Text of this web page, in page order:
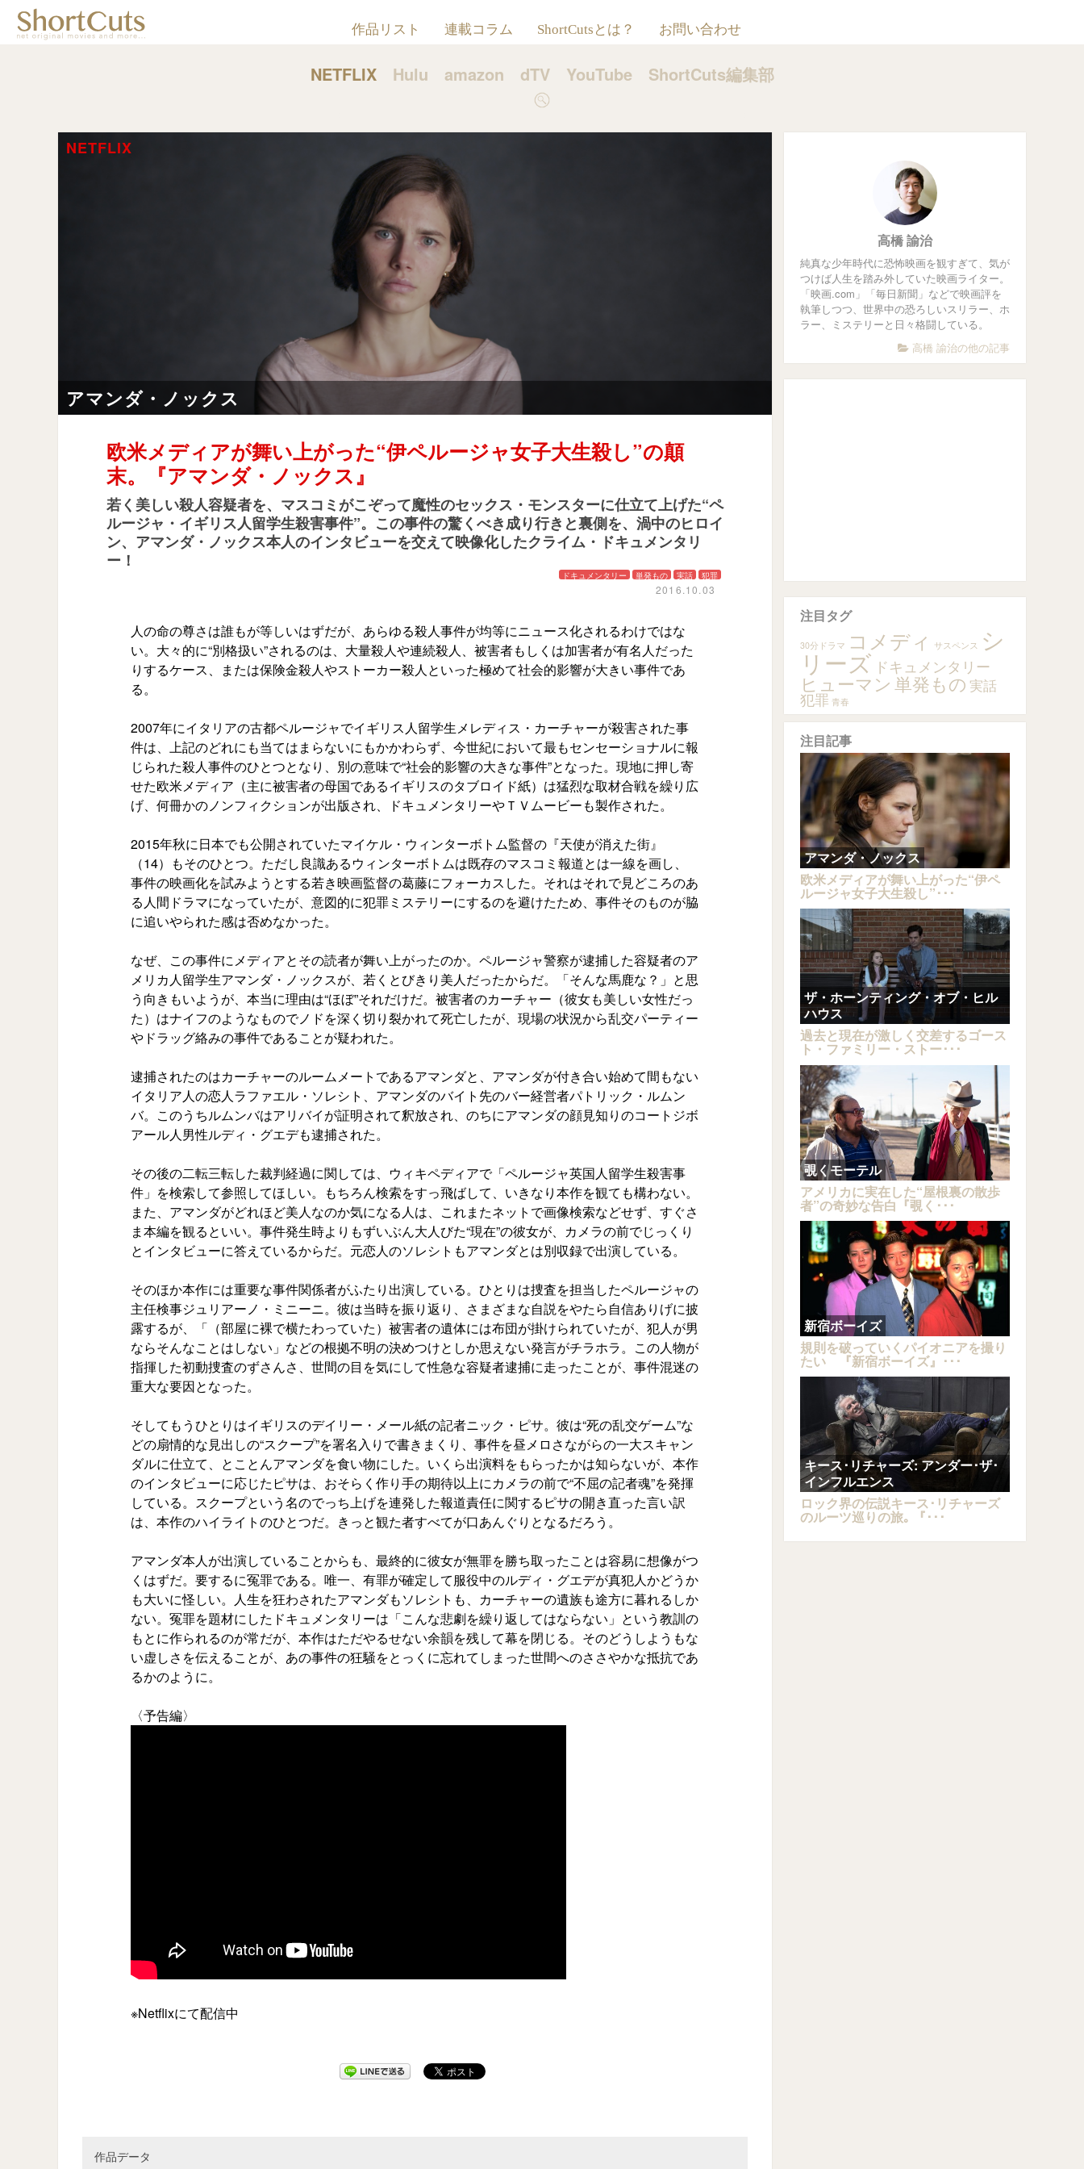
作品リスト 連載コラム ShortCutsとは？ お問い合わせ
NETFLIX Hulu amazon dTV YouTube ShortCuts編集部
検
索
アマンダ・ノックス
NETFLIX
欧米メディアが舞い上がった“伊ペルージャ女子大生殺し”の顛
末。『アマンダ・ノックス』
若く美しい殺人容疑者を、マスコミがこぞって魔性のセックス・モンスターに仕立て上げた“ペ
ルージャ・イギリス人留学生殺害事件”。この事件の驚くべき成り行きと裏側を、渦中のヒロイ
ン、アマンダ・ノックス本人のインタビューを交えて映像化したクライム・ドキュメンタリ
ー！
ドキュメンタリー 単発もの 実話 犯罪
2016.10.03
人の命の尊さは誰もが等しいはずだが、あらゆる殺人事件が均等にニュース化されるわけではな
い。大々的に“別格扱い”されるのは、大量殺人や連続殺人、被害者もしくは加害者が有名人だった
りするケース、または保険金殺人やストーカー殺人といった極めて社会的影響が大きい事件であ
る。
2007年にイタリアの古都ペルージャでイギリス人留学生メレディス・カーチャーが殺害された事
件は、上記のどれにも当てはまらないにもかかわらず、今世紀において最もセンセーショナルに報
じられた殺人事件のひとつとなり、別の意味で“社会的影響の大きな事件”となった。現地に押し寄
せた欧米メディア（主に被害者の母国であるイギリスのタブロイド紙）は猛烈な取材合戦を繰り広
げ、何冊かのノンフィクションが出版され、ドキュメンタリーやＴＶムービーも製作された。
2015年秋に日本でも公開されていたマイケル・ウィンターボトム監督の『天使が消えた街』
（14）もそのひとつ。ただし良識あるウィンターボトムは既存のマスコミ報道とは一線を画し、
事件の映画化を試みようとする若き映画監督の葛藤にフォーカスした。それはそれで見どころのあ
る人間ドラマになっていたが、意図的に犯罪ミステリーにするのを避けたため、事件そのものが脇
に追いやられた感は否めなかった。
なぜ、この事件にメディアとその読者が舞い上がったのか。ペルージャ警察が逮捕した容疑者のア
メリカ人留学生アマンダ・ノックスが、若くとびきり美人だったからだ。「そんな馬鹿な？」と思
う向きもいようが、本当に理由は“ほぼ”それだけだ。被害者のカーチャー（彼女も美しい女性だっ
た）はナイフのようなものでノドを深く切り裂かれて死亡したが、現場の状況から乱交パーティー
やドラッグ絡みの事件であることが疑われた。
逮捕されたのはカーチャーのルームメートであるアマンダと、アマンダが付き合い始めて間もない
イタリア人の恋人ラファエル・ソレシト、アマンダのバイト先のバー経営者パトリック・ルムン
バ。このうちルムンバはアリバイが証明されて釈放され、のちにアマンダの顔見知りのコートジボ
アール人男性ルディ・グエデも逮捕された。
その後の二転三転した裁判経過に関しては、ウィキペディアで「ペルージャ英国人留学生殺害事
件」を検索して参照してほしい。もちろん検索をすっ飛ばして、いきなり本作を観ても構わない。
また、アマンダがどれほど美人なのか気になる人は、これまたネットで画像検索などせず、すぐさ
ま本編を観るといい。事件発生時よりもずいぶん大人びた“現在”の彼女が、カメラの前でじっくり
とインタビューに答えているからだ。元恋人のソレシトもアマンダとは別収録で出演している。
そのほか本作には重要な事件関係者がふたり出演している。ひとりは捜査を担当したペルージャの
主任検事ジュリアーノ・ミニーニ。彼は当時を振り返り、さまざまな自説をやたら自信ありげに披
露するが、「（部屋に裸で横たわっていた）被害者の遺体には布団が掛けられていたが、犯人が男
ならそんなことはしない」などの根拠不明の決めつけとしか思えない発言がチラホラ。この人物が
指揮した初動捜査のずさんさ、世間の目を気にして性急な容疑者逮捕に走ったことが、事件混迷の
重大な要因となった。
そしてもうひとりはイギリスのデイリー・メール紙の記者ニック・ピサ。彼は“死の乱交ゲーム”な
どの扇情的な見出しの“スクープ”を署名入りで書きまくり、事件を昼メロさながらの一大スキャン
ダルに仕立て、とことんアマンダを食い物にした。いくら出演料をもらったかは知らないが、本作
のインタビューに応じたピサは、おそらく作り手の期待以上にカメラの前で“不屈の記者魂”を発揮
している。スクープという名のでっち上げを連発した報道責任に関するピサの開き直った言い訳
は、本作のハイライトのひとつだ。きっと観た者すべてが口あんぐりとなるだろう。
アマンダ本人が出演していることからも、最終的に彼女が無罪を勝ち取ったことは容易に想像がつ
くはずだ。要するに冤罪である。唯一、有罪が確定して服役中のルディ・グエデが真犯人かどうか
も大いに怪しい。人生を狂わされたアマンダもソレシトも、カーチャーの遺族も途方に暮れるしか
ない。冤罪を題材にしたドキュメンタリーは「こんな悲劇を繰り返してはならない」という教訓の
もとに作られるのが常だが、本作はただやるせない余韻を残して幕を閉じる。そのどうしようもな
い虚しさを伝えることが、あの事件の狂騒をとっくに忘れてしまった世間へのささやかな抵抗であ
るかのように。
〈予告編〉
※Netflixにて配信中
作品データ
高橋 諭治
純真な少年時代に恐怖映画を観すぎて、気が
つけば人生を踏み外していた映画ライター。
「映画.com」「毎日新聞」などで映画評を
執筆しつつ、世界中の恐ろしいスリラー、ホ
ラー、ミステリーと日々格闘している。
高橋 諭治の他の記事
注目タグ
30分ドラマ コメディ サスペンス シ
リーズ ドキュメンタリー
ヒューマン単発もの 実話
犯罪 青春
注目記事
アマンダ・ノックス
欧米メディアが舞い上がった“伊ペ
ルージャ女子大生殺し”･･･
ザ・ホーンティング・オブ・ヒル
ハウス
過去と現在が激しく交差するゴース
ト・ファミリー・ストー･･･
覗くモーテル
アメリカに実在した“屋根裏の散歩
者”の奇妙な告白『覗く･･･
新宿ボーイズ
規則を破っていくパイオニアを撮り
たい 『新宿ボーイズ』･･･
キース･リチャーズ: アンダー･ザ･
インフルエンス
ロック界の伝説キース･リチャーズ
のルーツ巡りの旅｡ 『･･･